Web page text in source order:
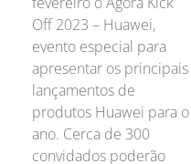
Off 2023 – Huawei,
evento especial para
apresentar os principais
lançamentos de
produtos Huawei para o
ano. Cerca de 300
convidados poderão